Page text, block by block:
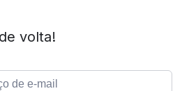
volta!